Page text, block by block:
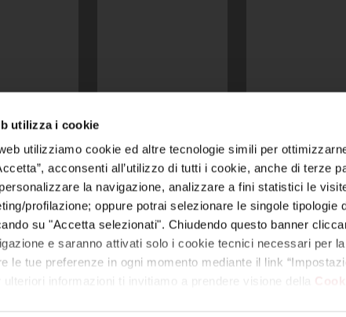
utilizza i cookie
utilizziamo cookie ed altre tecnologie simili per
acconsenti all’utilizzo di tutti i cookie, anche di terze
la navigazione, analizzare a fini statistici le
profilazione; oppure potrai selezionare le singole tipologie
su "Accetta selezionati". Chiudendo questo banner
e saranno attivati solo i cookie tecnici necessari per
le tue preferenze in ogni momento mediante il link
ulteriori informazioni ti invitiamo a prendere visione della
immagini, video, loghi, ecc.) sono di titolarità di Reyer e/o di
senza debita autorizzazione costituisce violazione dei
con socio unico | Via Colombara 113, 30176 Marghera – Venezia
REA: VE – 330005 | Capitale sociale: euro 1.000.000,00
Policy | Impostazione dei cookie | Trasparenza | Modello